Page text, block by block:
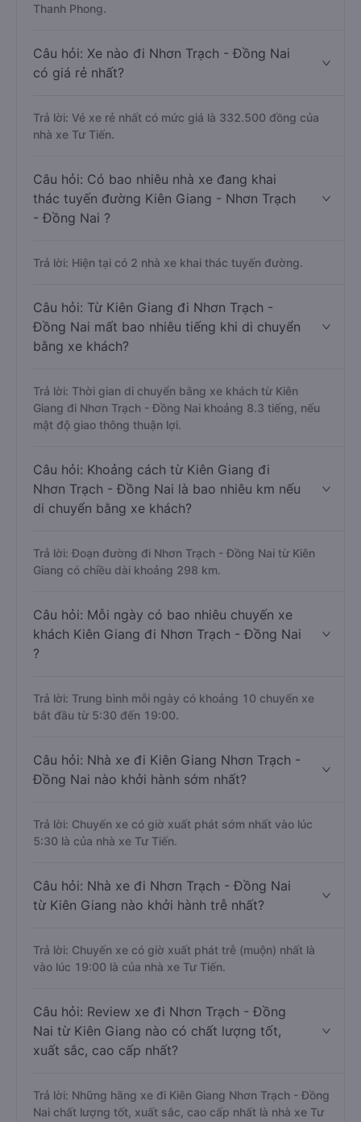
Thanh Phong.
Câu hỏi: Xe nào đi Nhơn Trạch - Đồng Nai
có giá rẻ nhất?
Trả lời: Vé xe rẻ nhất có mức giá là 332.500 đồng của
nhà xe Tư Tiến.
Câu hỏi: Có bao nhiêu nhà xe đang khai
thác tuyến đường Kiên Giang - Nhơn Trạch
- Đồng Nai ?
Trả lời: Hiện tại có 2 nhà xe khai thác tuyến đường.
Câu hỏi: Từ Kiên Giang đi Nhơn Trạch -
Đồng Nai mất bao nhiêu tiếng khi di chuyển
bằng xe khách?
Trả lời: Thời gian di chuyển bằng xe khách từ Kiên
Giang đi Nhơn Trạch - Đồng Nai khoảng 8.3 tiếng, nếu
mật độ giao thông thuận lợi.
Câu hỏi: Khoảng cách từ Kiên Giang đi
Nhơn Trạch - Đồng Nai là bao nhiêu km nếu
di chuyển bằng xe khách?
Trả lời: Đoạn đường đi Nhơn Trạch - Đồng Nai từ Kiên
Giang có chiều dài khoảng 298 km.
Câu hỏi: Mỗi ngày có bao nhiêu chuyến xe
khách Kiên Giang đi Nhơn Trạch - Đồng Nai
?
Trả lời: Trung bình mỗi ngày có khoảng 10 chuyến xe
bắt đầu từ 5:30 đến 19:00.
Câu hỏi: Nhà xe đi Kiên Giang Nhơn Trạch -
Đồng Nai nào khởi hành sớm nhất?
Trả lời: Chuyến xe có giờ xuất phát sớm nhất vào lúc
5:30 là của nhà xe Tư Tiến.
Câu hỏi: Nhà xe đi Nhơn Trạch - Đồng Nai
từ Kiên Giang nào khởi hành trễ nhất?
Trả lời: Chuyến xe có giờ xuất phát trễ (muộn) nhất là
vào lúc 19:00 là của nhà xe Tư Tiến.
Câu hỏi: Review xe đi Nhơn Trạch - Đồng
Nai từ Kiên Giang nào có chất lượng tốt,
xuất sắc, cao cấp nhất?
Trả lời: Những hãng xe đi Kiên Giang Nhơn Trạch - Đồng
Nai chất lượng tốt, xuất sắc, cao cấp nhất là nhà xe Tư